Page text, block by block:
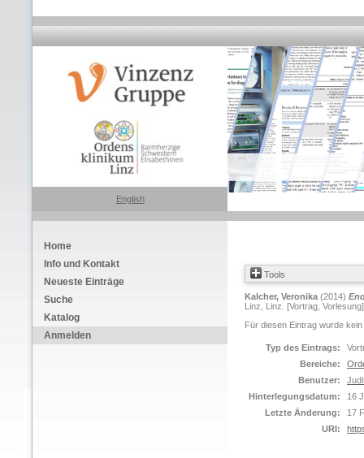
English
Home
Info und Kontakt
Neueste Einträge
Suche
Katalog
Anmelden
Tools
Kalcher, Veronika (2014)
Linz, Linz. [Vortrag, Vorlesung]
Für diesen Eintrag wurde
Typ des Eintrags:
Bereiche:
Benutzer:
Hinterlegungsdatum:
16
Letzte Änderung:
17
URI: